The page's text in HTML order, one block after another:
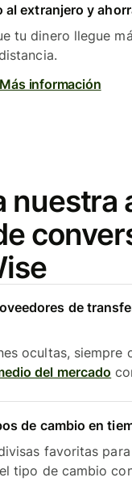
al extranjero y
tu dinero llegue
Más información
nuestra
de
ocultas, siempre
del mercado
de cambio en
favoritas
tipo de cambio